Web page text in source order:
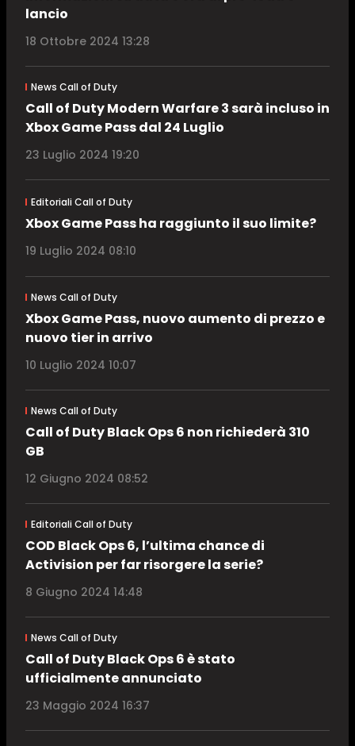
lancio
18 Ottobre 2024 13:28
News Call of Duty
Call of Duty Modern Warfare 3 sarà incluso in
Xbox Game Pass dal 24 Luglio
23 Luglio 2024 19:20
Editoriali Call of Duty
Xbox Game Pass ha raggiunto il suo limite?
19 Luglio 2024 08:10
News Call of Duty
Xbox Game Pass, nuovo aumento di prezzo e
nuovo tier in arrivo
10 Luglio 2024 10:07
News Call of Duty
Call of Duty Black Ops 6 non richiederà 310
GB
12 Giugno 2024 08:52
Editoriali Call of Duty
COD Black Ops 6, l’ultima chance di
Activision per far risorgere la serie?
8 Giugno 2024 14:48
News Call of Duty
Call of Duty Black Ops 6 è stato
ufficialmente annunciato
23 Maggio 2024 16:37